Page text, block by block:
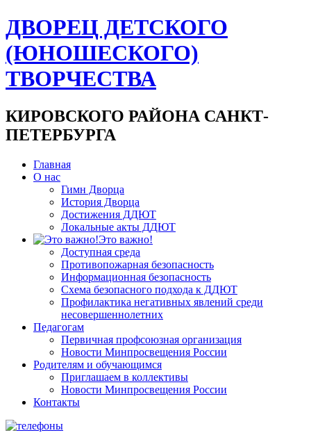
ДВОРЕЦ ДЕТСКОГО
(ЮНОШЕСКОГО)
ТВОРЧЕСТВА
КИРОВСКОГО РАЙОНА САНКТ-
ПЕТЕРБУРГА
Главная
О нас
Гимн Дворца
История Дворца
Достижения ДДЮТ
Локальные акты ДДЮТ
Это важно!
Доступная среда
Противопожарная безопасность
Информационная безопасность
Схема безопасного подхода к ДДЮТ
Профилактика негативных явлений среди
несовершеннолетних
Педагогам
Первичная профсоюзная организация
Новости Минпросвещения России
Родителям и обучающимся
Приглашаем в коллективы
Новости Минпросвещения России
Контакты